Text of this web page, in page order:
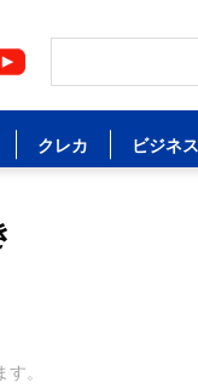
クレカ ビジネス
。